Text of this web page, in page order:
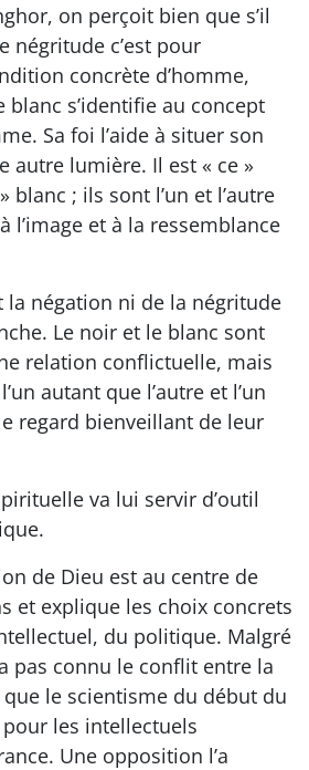
on perçoit bien que s’il
négritude c’est pour
concrète d’homme,
blanc s’identifie au concept
Sa foi l’aide à situer son
autre lumière. Il est « ce »
blanc ; ils sont l’un et l’autre
l’image et à la ressemblance
la négation ni de la négritude
Le noir et le blanc sont
relation conflictuelle, mais
autant que l’autre et l’un
regard bienveillant de leur
va lui servir d’outil
de Dieu est au centre de
et explique les choix concrets
du politique. Malgré
pas connu le conflit entre la
le scientisme du début du
les intellectuels
Une opposition l’a